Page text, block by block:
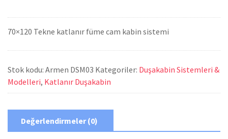
70×120 Tekne katlanır füme cam kabin sistemi
Stok kodu: Armen DSM03 Kategoriler: Duşakabin Sistemleri &
Modelleri, Katlanır Duşakabin
Değerlendirmeler (0)